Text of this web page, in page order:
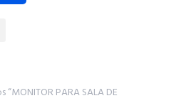
PARA SALA DE